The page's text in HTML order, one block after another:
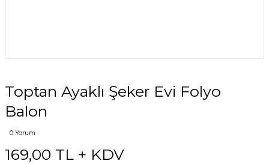
Toptan Ayaklı Şeker Evi Folyo
Balon
0 Yorum
169,00 TL + KDV